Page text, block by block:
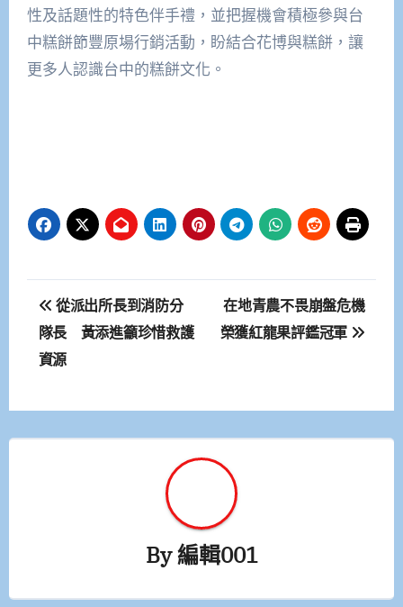
性及話題性的特色伴手禮，並把握機會積極參與台
中糕餅節豐原場行銷活動，盼結合花博與糕餅，讓
更多人認識台中的糕餅文化。
文
章
導
覽
從派出所長到消防分
隊長 黃添進籲珍惜救護
資源
在地青農不畏崩盤危機
榮獲紅龍果評鑑冠軍
By編輯001